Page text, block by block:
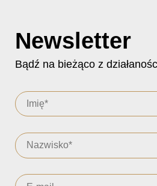
Newsletter
Bądź na bieżąco z